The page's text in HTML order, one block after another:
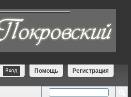
Регистрация
Помощь